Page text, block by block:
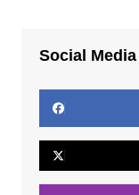
Social Media